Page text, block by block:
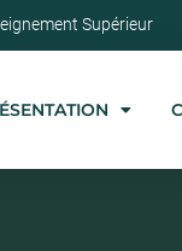
Supérieur